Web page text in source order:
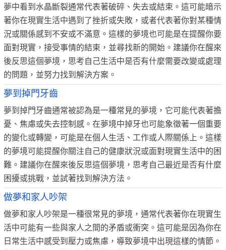
夢中看到水晶斷裂通常代表著破碎、失去或結束。這可能暗示
著你在現實生活中遇到了挫折或失敗，或者代表著你對某種情
況或關係感到不安或不滿意。這樣的夢境也可能是在提醒你要
面對現實，接受事情的結束，並尋找新的開始。建議你在醒來
後反思這個夢境，思考自己生活中是否有什麼需要改變或處理
的問題，並努力找到解決方案。
夢到掉門牙齒
夢到掉門牙齒通常被認為是一種常見的夢境，它可能代表著擔
憂、焦慮或失去控制感。在夢境中掉牙也可能象徵著一個重要
的變化或轉變，可能是在個人生活、工作或人際關係上。這樣
的夢境可能提醒你關注自己的健康狀況或面對現實生活中的困
難。建議你在醒來後反思這個夢境，思考自己最近是否有什麼
困擾或挑戰，並試著找到解決方法。
做夢和家人吵架
做夢和家人吵架是一種很常見的夢境，通常代表著你在現實生
活中可能有一些與家人之間的矛盾或衝突。這可能是因為你在
日常生活中感受到壓力或焦慮，導致夢境中出現這樣的情節。